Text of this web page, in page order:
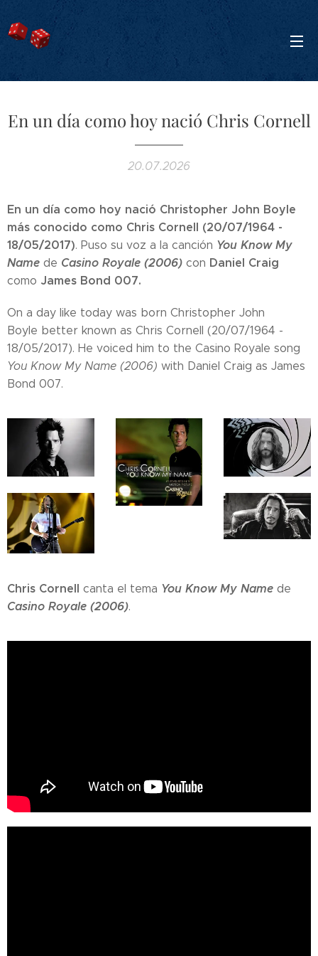
En un día como hoy nació Chris Cornell
20.07.2026
En un día como hoy nació Christopher John Boyle
más conocido como Chris Cornell (20/07/1964 -
18/05/2017). Puso su voz a la canción You Know My
Name de Casino Royale (2006) con Daniel Craig
como James Bond 007.
On a day like today was born Christopher John
Boyle better known as Chris Cornell (20/07/1964 -
18/05/2017). He voiced him to the Casino Royale song
You Know My Name (2006) with Daniel Craig as James
Bond 007.
Chris Cornell canta el tema You Know My Name de
Casino Royale (2006).